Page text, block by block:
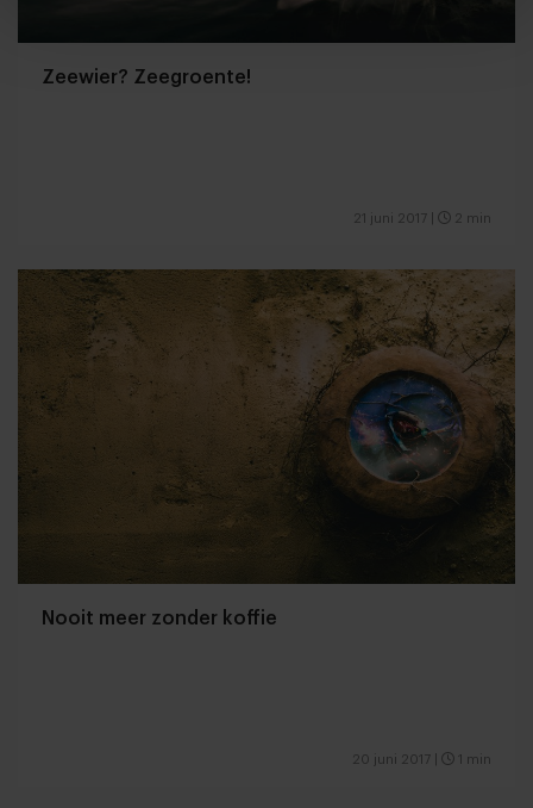
Zeewier? Zeegroente!
21 juni 2017 2 min
Nooit meer zonder koffie
20 juni 2017 1 min